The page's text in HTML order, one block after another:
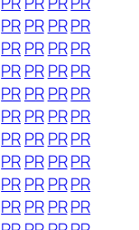
PRPR PRPR
PRPR PRPR
PRPR PRPR
PRPR PRPR
PRPR PRPR
PRPR PRPR
PRPR PRPR
PRPR PRPR
PRPR PRPR